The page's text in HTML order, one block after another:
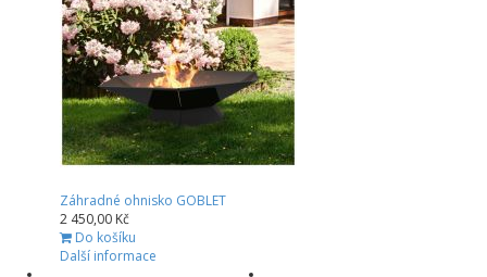
Záhradné ohnisko GOBLET
2 450,00 Kč
Do košíku
Další informace